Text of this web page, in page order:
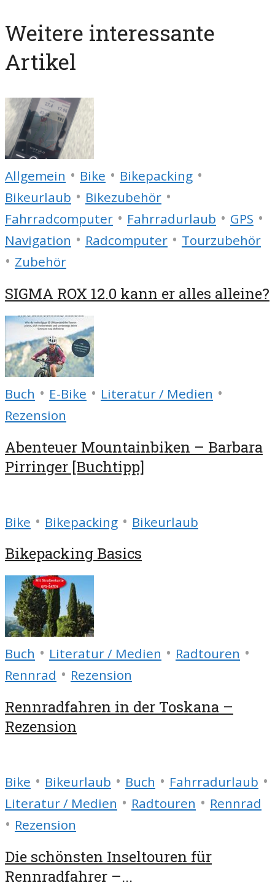
Weitere interessante
Artikel
Allgemein • Bike • Bikepacking •
Bikeurlaub • Bikezubehör •
Fahrradcomputer • Fahrradurlaub • GPS •
Navigation • Radcomputer • Tourzubehör
• Zubehör
SIGMA ROX 12.0 kann er alles alleine?
Buch • E-Bike • Literatur / Medien •
Rezension
Abenteuer Mountainbiken – Barbara
Pirringer [Buchtipp]
Bike • Bikepacking • Bikeurlaub
Bikepacking Basics
Buch • Literatur / Medien • Radtouren •
Rennrad • Rezension
Rennradfahren in der Toskana –
Rezension
Bike • Bikeurlaub • Buch • Fahrradurlaub •
Literatur / Medien • Radtouren • Rennrad
• Rezension
Die schönsten Inseltouren für
Rennradfahrer –...